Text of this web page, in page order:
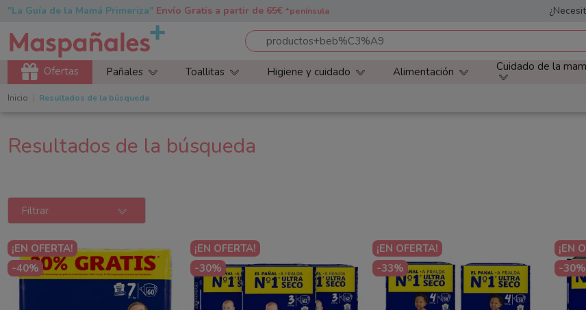
"La Guía de la Mamá Primeriza" Envío Gratis a partir de 65€*península
Ofertas Pañales Toallitas Higiene y cuidado Alimentación Cuidado de la
Inicio Resultados de la búsqueda
Resultados de la búsqueda
Filtrar
¡EN OFERTA!
-40%
¡EN OFERTA!
-30%
¡EN OFERTA!
-33%
¡EN
-30%